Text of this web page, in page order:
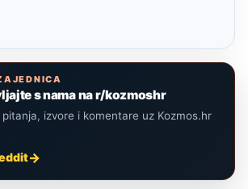
s nama na r/kozmoshr
pitanja, izvore i komentare uz Kozmos.hr